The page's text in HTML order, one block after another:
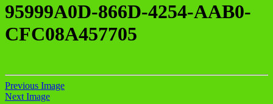
95999A0D-866D-4254-AAB0-
CFC08A457705
Previous Image
Next Image